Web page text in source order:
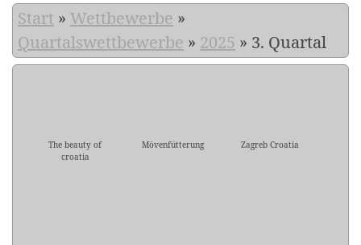
Start » Wettbewerbe »
Quartalswettbewerbe » 2025 » 3. Quartal
The beauty of
croatia
Mövenfütterung Zagreb Croatia